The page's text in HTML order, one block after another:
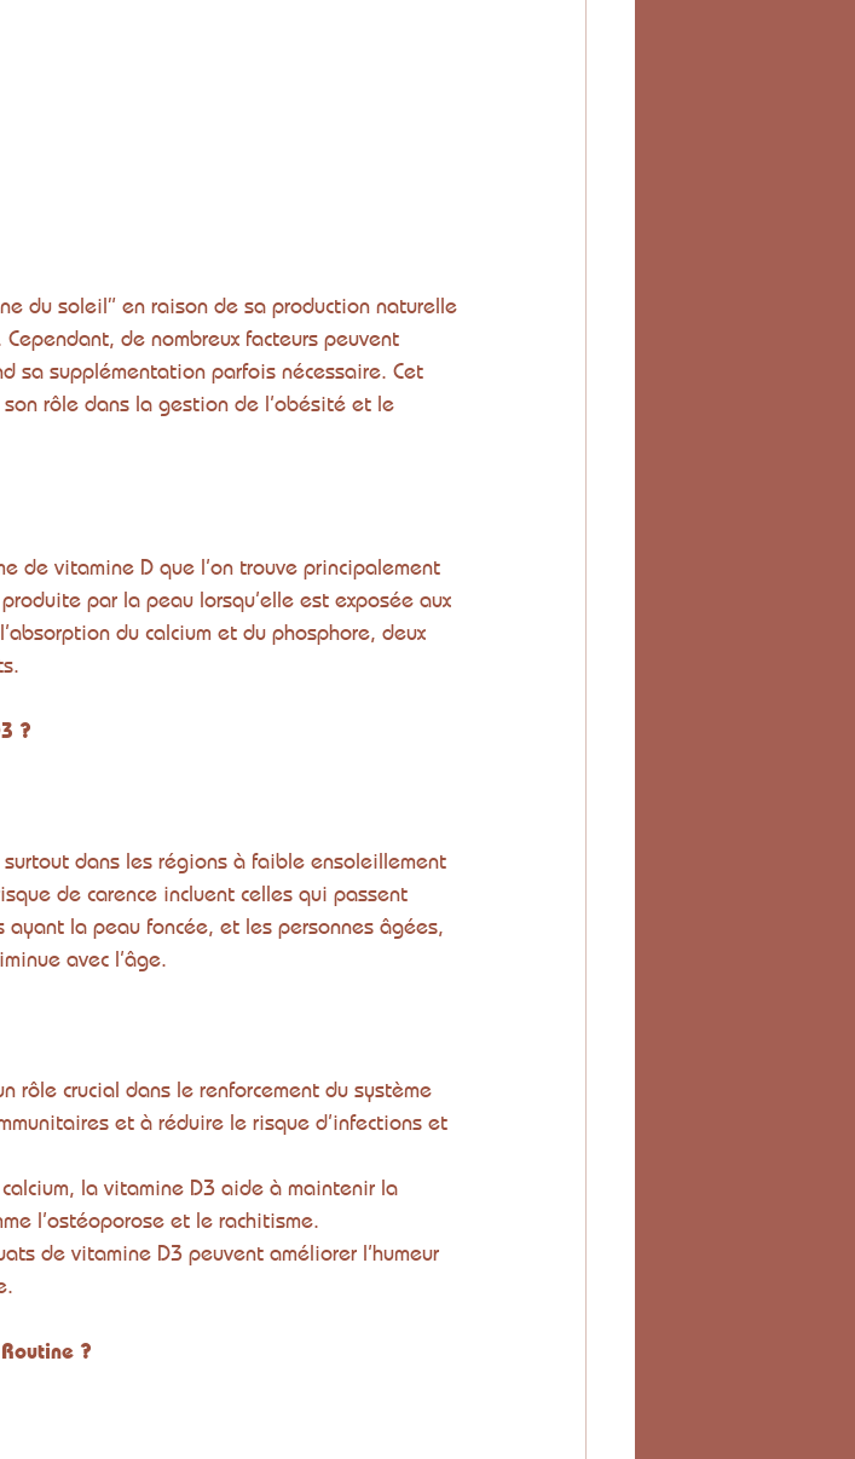
du soleil” en raison de sa production naturelle
de nombreux facteurs peuvent
sa supplémentation parfois nécessaire. Cet
rôle dans la gestion de l’obésité et le
de vitamine D que l’on trouve principalement
par la peau lorsqu’elle est exposée aux
du calcium et du phosphore, deux
?
dans les régions à faible ensoleillement
de carence incluent celles qui passent
ayant la peau foncée, et les personnes âgées,
avec l’âge.
rôle crucial dans le renforcement du système
et à réduire le risque d’infections et
la vitamine D3 aide à maintenir la
l’ostéoporose et le rachitisme.
de vitamine D3 peuvent améliorer l’humeur
?